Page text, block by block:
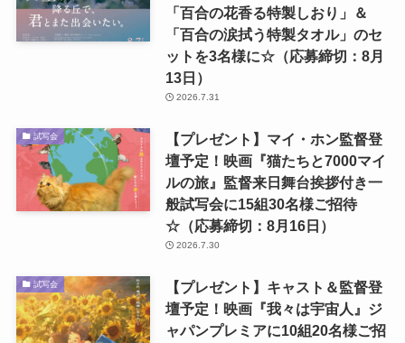
「百合の花香る特製しおり」＆
「百合の涙拭う特製タオル」のセ
ットを3名様に☆（応募締切：8月
13日）
2026.7.31
試写会
【プレゼント】マイ・ホン監督登
壇予定！映画『猫たちと7000マイ
ルの旅』監督来日舞台挨拶付き一
般試写会に15組30名様ご招待
☆（応募締切：8月16日）
2026.7.30
試写会
【プレゼント】キャスト＆監督登
壇予定！映画『我々は宇宙人』ジ
ャパンプレミアに10組20名様ご招